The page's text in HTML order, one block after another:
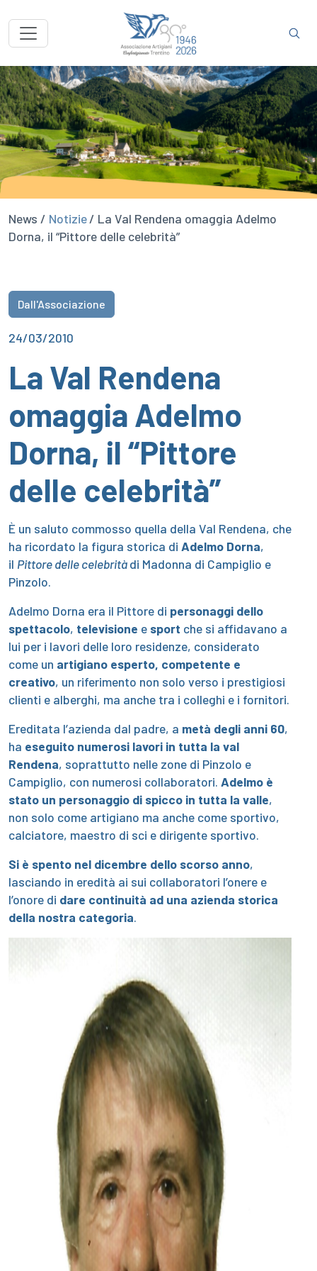
News / Notizie/ La Val Rendena omaggia Adelmo
Dorna, il “Pittore delle celebrità”
Dall'Associazione
24/03/2010
La Val Rendena
omaggia Adelmo
Dorna, il “Pittore
delle celebrità”
È un saluto commosso quella della Val Rendena, che
ha ricordato la figura storica di Adelmo Dorna,
il Pittore delle celebritàdi Madonna di Campiglio e
Pinzolo.
Adelmo Dorna era il Pittore di personaggi dello
spettacolo, televisione e sport che si affidavano a
lui per i lavori delle loro residenze, considerato
come un artigiano esperto, competente e
creativo, un riferimento non solo verso i prestigiosi
clienti e alberghi, ma anche tra i colleghi e i fornitori.
Ereditata l’azienda dal padre, a metà degli anni 60,
ha eseguito numerosi lavori in tutta la val
Rendena, soprattutto nelle zone di Pinzolo e
Campiglio, con numerosi collaboratori. Adelmo è
stato un personaggio di spicco in tutta la valle,
non solo come artigiano ma anche come sportivo,
calciatore, maestro di sci e dirigente sportivo.
Si è spento nel dicembre dello scorso anno,
lasciando in eredità ai sui collaboratori l’onere e
l’onore di dare continuità ad una azienda storica
della nostra categoria.